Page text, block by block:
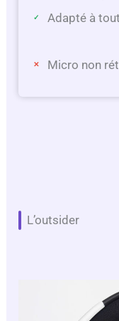
Adapté à
Micro non
L’outsider